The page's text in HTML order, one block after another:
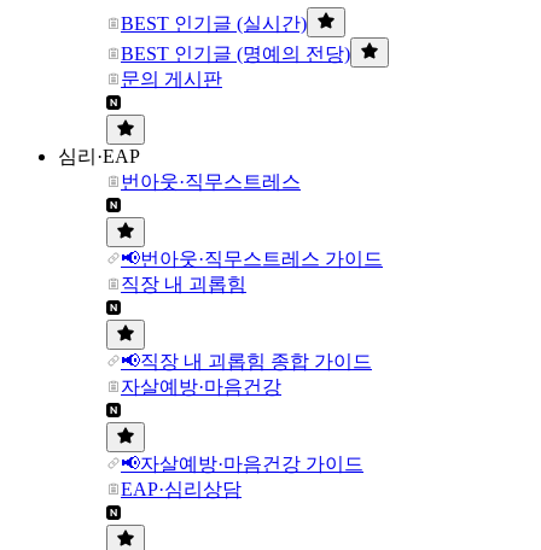
BEST 인기글 (실시간)
BEST 인기글 (명예의 전당)
문의 게시판
심리·EAP
번아웃·직무스트레스
📢번아웃·직무스트레스 가이드
직장 내 괴롭힘
📢직장 내 괴롭힘 종합 가이드
자살예방·마음건강
📢자살예방·마음건강 가이드
EAP·심리상담